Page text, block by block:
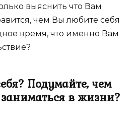
выяснить что Вам
чем Вы любите себя
время, что именно Вам
Подумайте, чем
в жизни?